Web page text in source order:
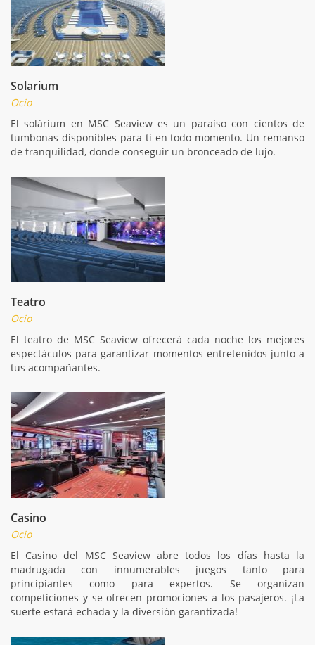
Solarium
Ocio
El solárium en MSC Seaview es un paraíso con cientos de
tumbonas disponibles para ti en todo momento. Un remanso
de tranquilidad, donde conseguir un bronceado de lujo.
Teatro
Ocio
El teatro de MSC Seaview ofrecerá cada noche los mejores
espectáculos para garantizar momentos entretenidos junto a
tus acompañantes.
Casino
Ocio
El Casino del MSC Seaview abre todos los días hasta la
madrugada con innumerables juegos tanto para
principiantes como para expertos. Se organizan
competiciones y se ofrecen promociones a los pasajeros. ¡La
suerte estará echada y la diversión garantizada!